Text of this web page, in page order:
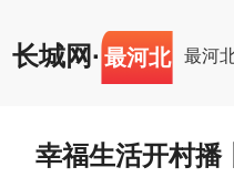
长城网· 最河北 最河
幸福生活开村播